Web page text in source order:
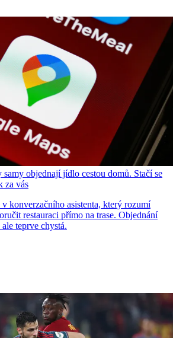
objednají jídlo cestou domů. Stačí se
za vás
konverzačního asistenta, který rozumí
restauraci přímo na trase. Objednání
teprve chystá.